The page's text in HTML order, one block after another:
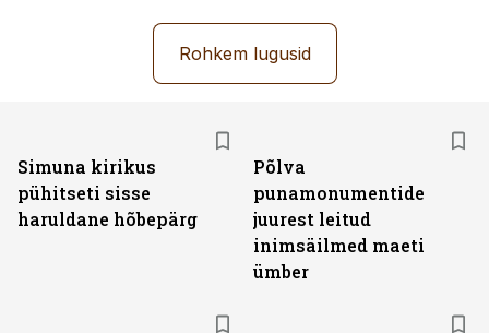
Rohkem lugusid
Simuna kirikus
pühitseti sisse
haruldane hõbepärg
Põlva
punamonumentide
juurest leitud
inimsäilmed maeti
ümber